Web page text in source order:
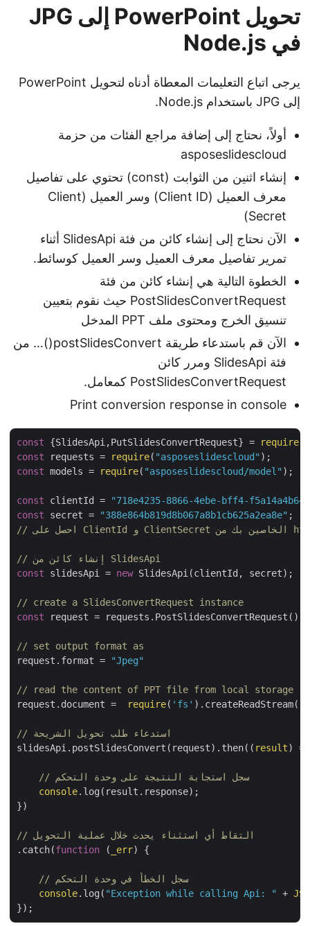
تحويل PowerPoint إلى JPG
في Node.js
يرجى اتباع التعليمات المعطاة أدناه لتحويل PowerPoint
إلى JPG باستخدام Node.js.
أولاً، نحتاج إلى إضافة مراجع الفئات من حزمة
asposeslidescloud
إنشاء اثنين من الثوابت (const) تحتوي على تفاصيل
معرف العميل (Client ID) وسر العميل (Client
Secret)
الآن نحتاج إلى إنشاء كائن من فئة SlidesApi أثناء
تمرير تفاصيل معرف العميل وسر العميل كوسائط.
الخطوة التالية هي إنشاء كائن من فئة
PostSlidesConvertRequest حيث نقوم بتعيين
تنسيق الخرج ومحتوى ملف PPT المدخل
الآن قم باستدعاء طريقة postSlidesConvert()… من
فئة SlidesApi ومرر كائن
PostSlidesConvertRequest كمعامل.
Print conversion response in console
const {SlidesApi,PutSlidesConvertRequest} = require
const requests = require( "asposeslidescloud"
const models = require( "asposeslidescloud/model" );
const clientId =
"718e4235-8866-4ebe-bff4-
const secret = "388e864b819d8b067a8b1cb625a2ea8e"
// إنشاء كائن من SlidesApi
const slidesApi = new SlidesApi(clientId, secret);
// create a SlidesConvertRequest instance
const request = requests.PostSlidesConvertRequest();
// set output format as
request.format =
"Jpeg"
// read the content of PPT file from local storage
request.document =
require( 'fs' ).createReadStream(
// استدعاء طلب تحويل الشريحة
slidesApi.postSlidesConvert(request).then( ( result) =>
// سجل استجابة النتيجة على وحدة التحكم
console.log(result.response);
})
// التقاط أي استثناء يحدث خلال عملية التحويل
.catch(function ( _err) {
// سجل الخطأ في وحدة التحكم
console.log( "Exception while calling Api: " +